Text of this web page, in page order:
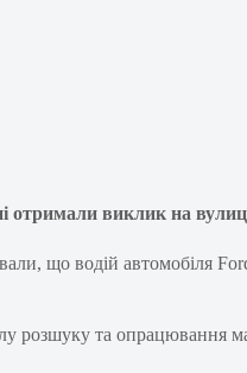
отримали виклик на
що водій автомобіля
розшуку та опрацювання